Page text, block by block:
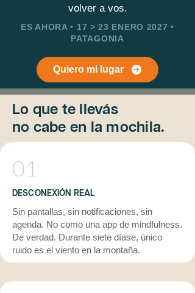
volver a vos.
ES AHORA • 17 > 23 ENERO 2027 •
PATAGONIA
Quiero mi lugar
Lo que te llevás
no cabe en la mochila.
01
DESCONEXIÓN REAL
Sin pantallas, sin notificaciones, sin
agenda. No como una app de mindfulness.
De verdad. Durante siete díase, único
ruido es el viento en la montaña.